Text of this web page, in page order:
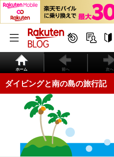
ホーム 前へ 次へ
ダイビングと南の島の旅行記